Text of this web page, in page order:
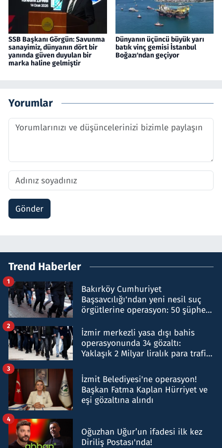
SSB Başkanı Görgün: Savunma
sanayimiz, dünyanın dört bir
yanında güven duyulan bir
marka haline gelmiştir
Dünyanın üçüncü büyük yarı
batık vinç gemisi İstanbul
Boğazı'ndan geçiyor
Yorumlar
Gönder
Trend Haberler
Bakırköy Cumhuriyet
Başsavcılığı'ndan yeni nesil suç
örgütlerine operasyon: 50 şüpheli
1
İzmir merkezli yasa dışı bahis
operasyonunda 34 gözaltı:
Yaklaşık 2 Milyar liralık para trafiği
2
İzmit Belediyesi'ne operasyon!
Başkan Fatma Kaplan Hürriyet ve
eşi gözaltına alındı
3
Oğuzhan Uğur’un ifadesi ilk kez
Diriliş Postası'nda!
4